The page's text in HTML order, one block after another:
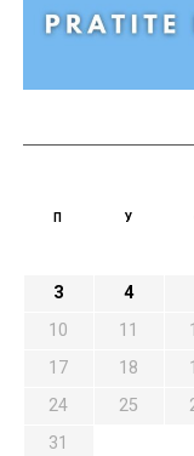
П У
3
4
10
11
17
18
24
25
31